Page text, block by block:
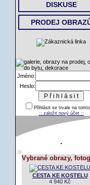
DISKUSE
PRODEJ
Jméno:
Heslo:
Přihlásit se trvale na
:: založit nový účet ::
Vybrané obrazy,
CESTA KE KOSTELU
4 940 Kč